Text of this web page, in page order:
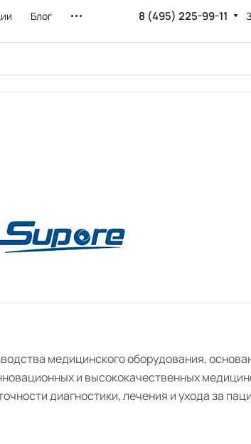
Блог 8 (495) 225-99-11
медицинского оборудования,
и высококачественных
диагностики, лечения и ухода за